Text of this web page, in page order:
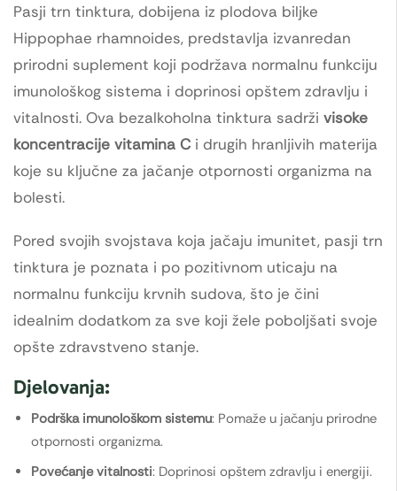
Pasji trn tinktura, dobijena iz plodova biljke
Hippophae rhamnoides, predstavlja izvanredan
prirodni suplement koji podržava normalnu funkciju
imunološkog sistema i doprinosi opštem zdravlju i
vitalnosti. Ova bezalkoholna tinktura sadrži visoke
koncentracije vitamina C i drugih hranljivih materija
koje su ključne za jačanje otpornosti organizma na
bolesti.
Pored svojih svojstava koja jačaju imunitet, pasji trn
tinktura je poznata i po pozitivnom uticaju na
normalnu funkciju krvnih sudova, što je čini
idealnim dodatkom za sve koji žele poboljšati svoje
opšte zdravstveno stanje.
Djelovanja:
Podrška imunološkom sistemu: Pomaže u jačanju prirodne
otpornosti organizma.
Povećanje vitalnosti: Doprinosi opštem zdravlju i energiji.